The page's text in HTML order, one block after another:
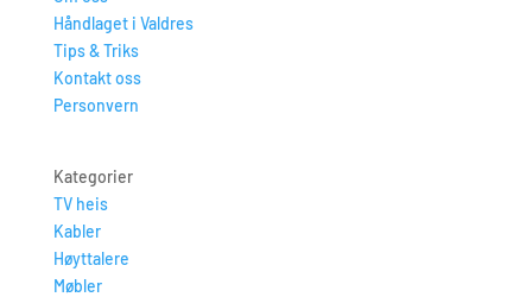
Håndlaget i Valdres
Tips & Triks
Kontakt oss
Personvern
Kategorier
TV heis
Kabler
Høyttalere
Møbler​